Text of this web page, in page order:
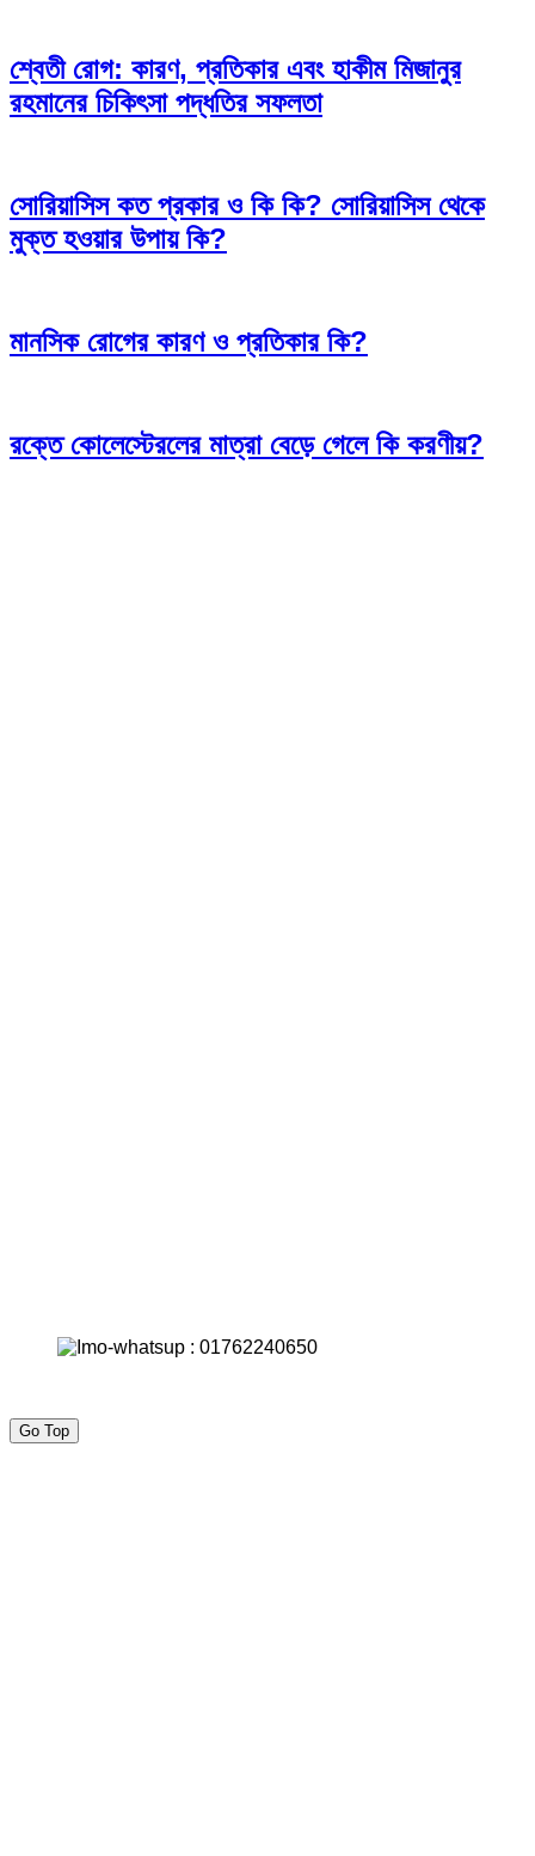
শ্বেতী রোগ: কারণ, প্রতিকার এবং হাকীম মিজানুর
রহমানের চিকিৎসা পদ্ধতির সফলতা
সোরিয়াসিস কত প্রকার ও কি কি? সোরিয়াসিস থেকে
মুক্ত হওয়ার উপায় কি?
মানসিক রোগের কারণ ও প্রতিকার কি?
রক্তে কোলেস্টেরলের মাত্রা বেড়ে গেলে কি করণীয়?
Go Top